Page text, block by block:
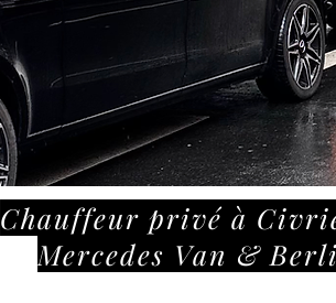
Chauffeur privé à
Mercedes Van &